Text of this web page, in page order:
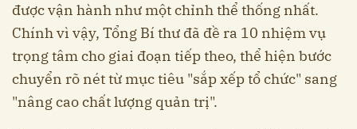
được vận hành như một chỉnh thể thống nhất.
Chính vì vậy, Tổng Bí thư đã đề ra 10 nhiệm vụ
trọng tâm cho giai đoạn tiếp theo, thể hiện bước
chuyển rõ nét từ mục tiêu "sắp xếp tổ chức" sang
"nâng cao chất lượng quản trị".